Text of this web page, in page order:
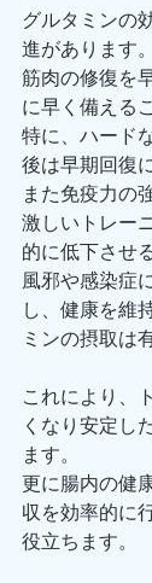
グルタミンの
進があります。
筋肉の修復を
に早く備える
特に、ハード
後は早期回復
また免疫力の
激しいトレー
的に低下させ
風邪や感染症
し、健康を維
ミンの摂取は
これにより、
くなり安定し
ます。
更に腸内の健
収を効率的に
役立ちます。